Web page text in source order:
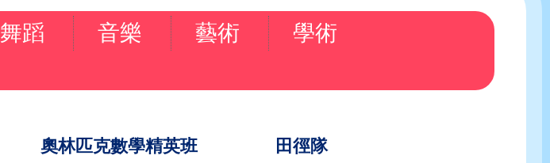
舞蹈 音樂 藝術
學術
奧林匹克數學精英班 田徑隊